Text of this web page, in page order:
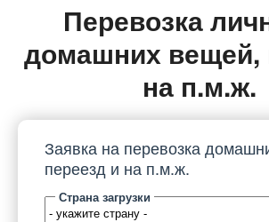
Перевозки
Услуги
Биржа
Язык:
Перевозка
домашних вещей,
на п.м.ж.
Заявка на перевозка
переезд и на п.м.ж.
Страна загрузки